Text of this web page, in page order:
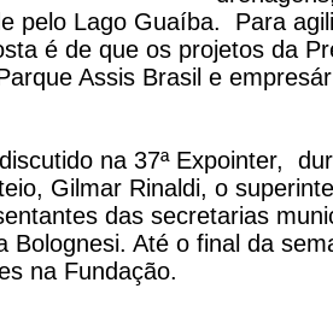
pelo Lago Guaíba. Para
é de que os projetos da
Assis Brasil e
na 37ª Expointer,
Gilmar Rinaldi, o
das secretarias
Bolognesi. Até o final da
na Fundação.